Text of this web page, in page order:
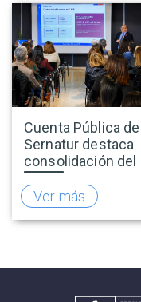
Cuenta Pública de
Sernatur destaca
consolidación del
turismo en 2025 y
presenta hoja de
ruta para fortalecer
la competitividad
Ver más